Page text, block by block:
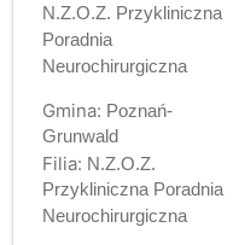
N.Z.O.Z. Przykliniczna
Poradnia
Neurochirurgiczna
Gmina: Poznań-
Grunwald
Filia: N.Z.O.Z.
Przykliniczna Poradnia
Neurochirurgiczna